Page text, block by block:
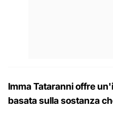
Imma Tataranni offre
basata sulla sostanza